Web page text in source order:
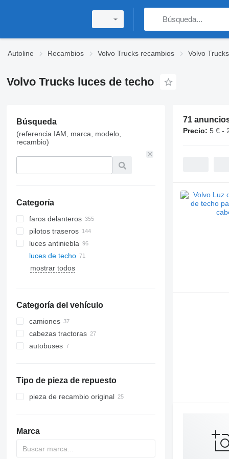
Autoline Recambios Volvo Trucks recambios Volvo
Volvo Trucks luces de techo
Búsqueda
(referencia IAM, marca, modelo,
recambio)
Categoría
faros delanteros
pilotos traseros
luces antiniebla
luces de techo
mostrar todos
Categoría del vehículo
camiones
cabezas tractoras
autobuses
Tipo de pieza de repuesto
pieza de recambio original
Marca
71
Precio: 5 € -